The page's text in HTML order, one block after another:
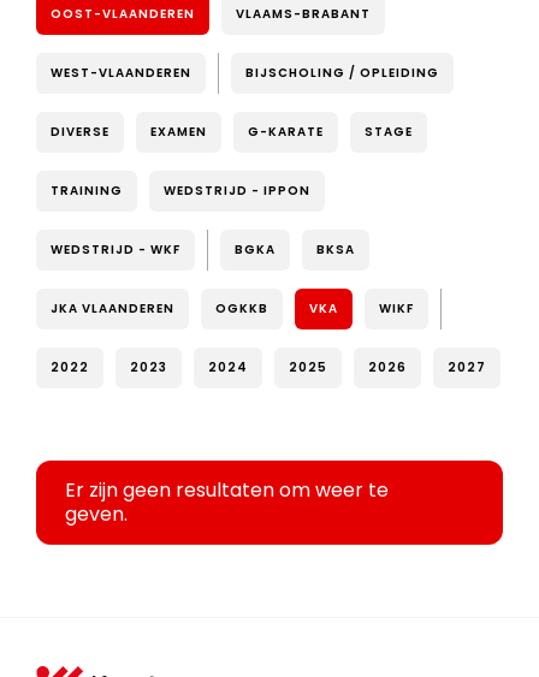
OOST-VLAANDEREN VLAAMS-BRABANT
WEST-VLAANDEREN BIJSCHOLING / OPLEIDING
DIVERSE EXAMEN G-KARATE STAGE
TRAINING WEDSTRIJD - IPPON
WEDSTRIJD - WKF BGKA BKSA
JKA VLAANDEREN OGKKB VKA WIKF
2022 2023 2024 2025 2026 2027
Er zijn geen resultaten om weer te
geven.